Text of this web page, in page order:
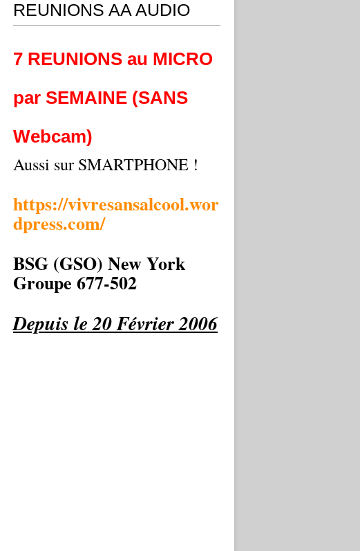
REUNIONS AA AUDIO
7 REUNIONS au MICRO
par SEMAINE (SANS
Webcam)
Aussi sur SMARTPHONE !
https://vivresansalcool.wor
dpress.com/
BSG (GSO) New York
Groupe 677-502
Depuis le 20 Février 2006